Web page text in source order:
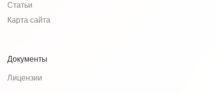
Статьи
Карта сайта
Документы
Лицензии